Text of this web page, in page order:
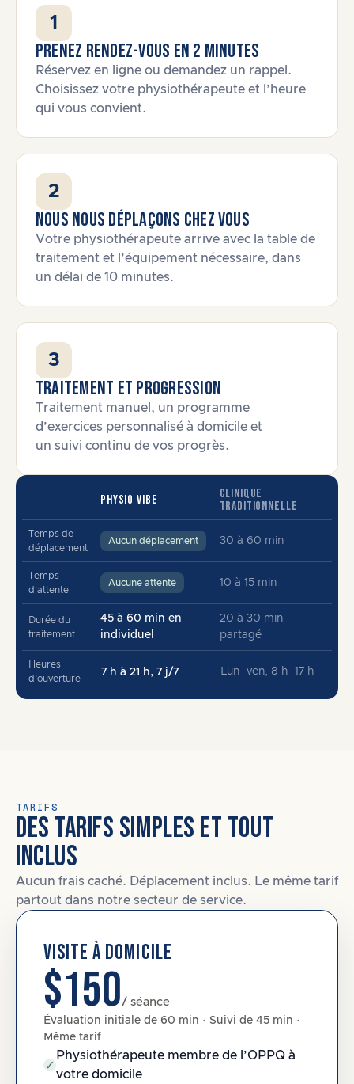
1
Prenez rendez-vous en 2 minutes
Réservez en ligne ou demandez un rappel.
Choisissez votre physiothérapeute et l’heure
qui vous convient.
2
Nous nous déplaçons chez vous
Votre physiothérapeute arrive avec la table de
traitement et l’équipement nécessaire, dans
un délai de 10 minutes.
3
Traitement et progression
Traitement manuel, un programme
d’exercices personnalisé à domicile et
un suivi continu de vos progrès.
PHYSIO VIBE
CLINIQUE
TRADITIONNELLE
Temps de
déplacement
Aucun déplacement 30 à 60 min
Temps
d’attente
Aucune attente 10 à 15 min
Durée du
traitement
45 à 60 min en
individuel
20 à 30 min
partagé
Heures
d’ouverture
7 h à 21 h, 7 j/7 Lun–ven, 8 h–17 h
TARIFS
DES TARIFS SIMPLES ET TOUT
INCLUS
Aucun frais caché. Déplacement inclus. Le même tarif
partout dans notre secteur de service.
VISITE À DOMICILE
$150/ séance
Évaluation initiale de 60 min · Suivi de 45 min ·
Même tarif
Physiothérapeute membre de l’OPPQ à
votre domicile